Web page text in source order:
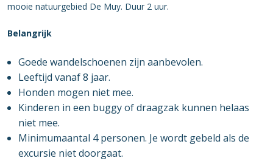
mooie natuurgebied De Muy. Duur 2 uur.
Belangrijk
Goede wandelschoenen zijn aanbevolen.
Leeftijd vanaf 8 jaar.
Honden mogen niet mee.
Kinderen in een buggy of draagzak kunnen helaas
niet mee.
Minimumaantal 4 personen. Je wordt gebeld als de
excursie niet doorgaat.